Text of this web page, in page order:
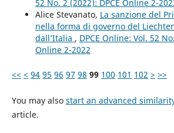
52 No. 2 (2022): DPCE Online 2-
Alice Stevanato, La sanzione del
nella forma di governo del
dall’Italia , DPCE Online: Vol. 52
Online 2-2022
<< < 94 95 96 97 98 99 100 101 102 > >>
You may also start an advanced
article.